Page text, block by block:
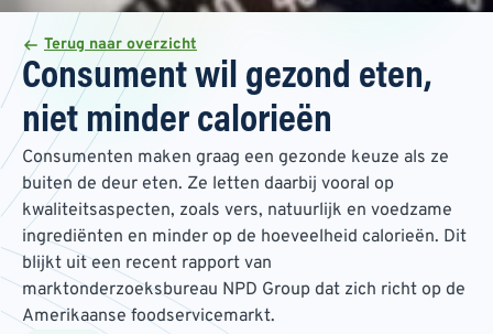
Terug naar overzicht
Consument wil gezond eten,
niet minder calorieën
Consumenten maken graag een gezonde keuze als ze
buiten de deur eten. Ze letten daarbij vooral op
kwaliteitsaspecten, zoals vers, natuurlijk en voedzame
ingrediënten en minder op de hoeveelheid calorieën. Dit
blijkt uit een recent rapport van
marktonderzoeksbureau NPD Group dat zich richt op de
Amerikaanse foodservicemarkt.